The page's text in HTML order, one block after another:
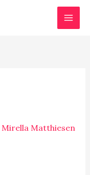
Mirella Matthiesen